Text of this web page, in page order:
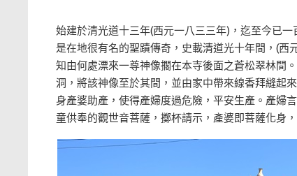
始建於清光道十三年(西元一八三三年)，迄至今已
是在地很有名的聖蹟傳奇，史載清道光十年間，(
知由何處漂來一尊神像擱在本寺後面之蒼松翠林間
洞，將該神像至於其間，並由家中帶來線香拜縫起
身產婆助產，使得產婦度過危險，平安生產。產婦
童供奉的觀世音菩薩，擲杯請示，產婆即菩薩化身